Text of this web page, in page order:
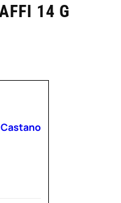
14 G
Castano